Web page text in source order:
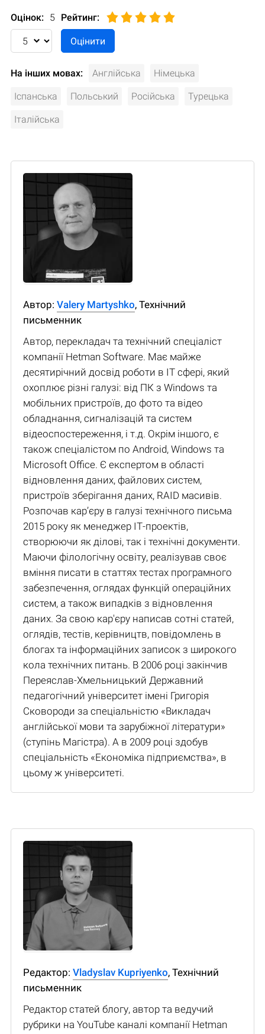
Оцінок: 5 Рейтинг:
На інших мовах: Англійська Німецька
Іспанська Польський Російська Турецька
Італійська
Автор: Valery Martyshko, Технічний
письменник
Автор, перекладач та технічний спеціаліст
компанії Hetman Software. Має майже
десятирічний досвід роботи в IT сфері, який
охоплює різні галузі: від ПК з Windows та
мобільних пристроїв, до фото та відео
обладнання, сигналізацій та систем
відеоспостереження, і т.д. Окрім іншого, є
також спеціалістом по Android, Windows та
Microsoft Office. Є експертом в області
відновлення даних, файлових систем,
пристроїв зберігання даних, RAID масивів.
Розпочав кар’єру в галузі технічного письма
2015 року як менеджер ІТ-проектів,
створюючи як ділові, так і технічні документи.
Маючи філологічну освіту, реалізував своє
вміння писати в статтях тестах програмного
забезпечення, оглядах функцій операційних
систем, а також випадків з відновлення
даних. За свою кар'єру написав сотні статей,
оглядів, тестів, керівництв, повідомлень в
блогах та інформаційних записок з широкого
кола технічних питань. В 2006 році закінчив
Переяслав-Хмельницький Державний
педагогічний університет імені Григорія
Сковороди за спеціальністю «Викладач
англійської мови та зарубіжної літератури»
(ступінь Магістра). А в 2009 році здобув
спеціальність «Економіка підприємства», в
цьому ж університеті.
Редактор: Vladyslav Kupriyenko, Технічний
письменник
Редактор статей блогу, автор та ведучий
рубрики на YouTube каналі компанії Hetman